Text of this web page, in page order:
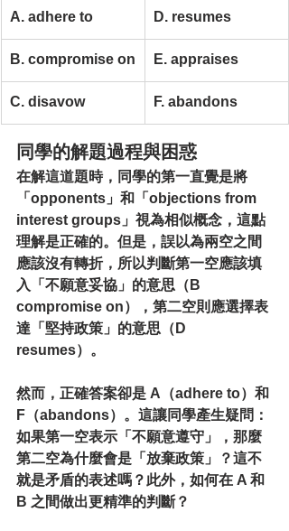
A. adhere to D. resumes
B. compromise on E. appraises
C. disavow F. abandons
同學的解題過程與困惑
在解這道題時，同學的第一直覺是將
「opponents」和「objections from
interest groups」視為相似概念，這點
理解是正確的。但是，誤以為兩空之間
應該沒有轉折，所以判斷第一空應該填
入「不願意妥協」的意思（B
compromise on），第二空則應選擇表
達「堅持政策」的意思（D
resumes）。
然而，正確答案卻是 A（adhere to）和
F（abandons）。這讓同學產生疑問：
如果第一空表示「不願意遵守」，那麼
第二空為什麼會是「放棄政策」？這不
就是矛盾的表述嗎？此外，如何在 A 和
B 之間做出更精準的判斷？